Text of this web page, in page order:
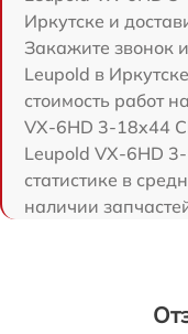
Иркутске и
Закажите звонок
Leupold в
стоимость работ
VX-6HD 3-18x44
Leupold VX-6HD
статистике в
наличии